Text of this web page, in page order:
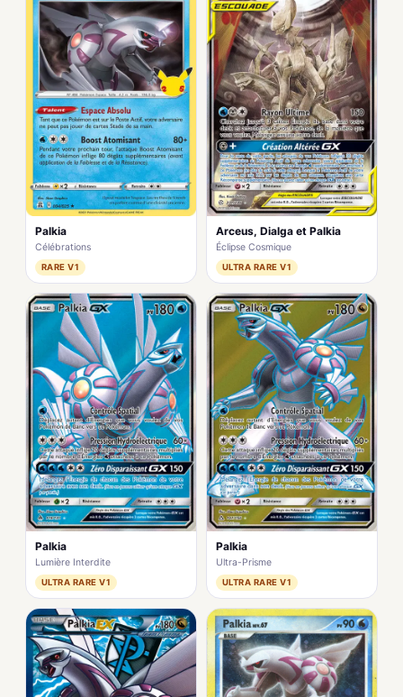
Palkia
Célébrations
RARE V1
Arceus, Dialga et Palkia
Éclipse Cosmique
ULTRA RARE V1
Palkia
Lumière Interdite
ULTRA RARE V1
Palkia
Ultra-Prisme
ULTRA RARE V1